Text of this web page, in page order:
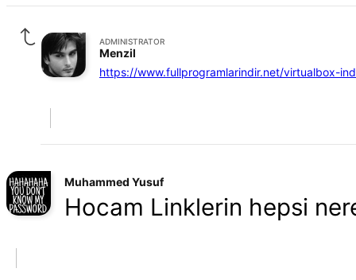
ADMINISTRATOR
Menzil
https://www.fullprogramlarindir.net/virtualbox-
Muhammed Yusuf
Hocam Linklerin hepsi